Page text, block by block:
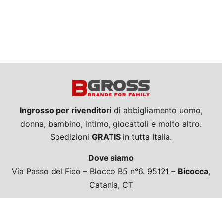
Ingrosso per rivenditoridi abbigliamento uomo,
donna, bambino, intimo, giocattoli e molto altro.
Spedizioni GRATIS in tutta Italia.
Dove siamo
Via Passo del Fico – Blocco B5 n°6. 95121 – Bicocca,
Catania, CT